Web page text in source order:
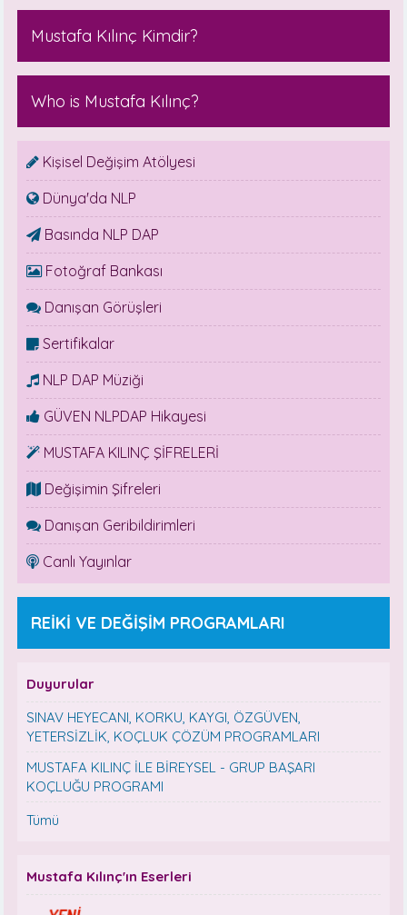
Mustafa Kılınç Kimdir?
Who is Mustafa Kılınç?
Kişisel Değişim Atölyesi
Dünya'da NLP
Basında NLP DAP
Fotoğraf Bankası
Danışan Görüşleri
Sertifikalar
NLP DAP Müziği
GÜVEN NLPDAP Hikayesi
MUSTAFA KILINÇ ŞİFRELERİ
Değişimin Şifreleri
Danışan Geribildirimleri
Canlı Yayınlar
REİKİ VE DEĞİŞİM PROGRAMLARI
Duyurular
SINAV HEYECANI, KORKU, KAYGI, ÖZGÜVEN,
YETERSİZLİK, KOÇLUK ÇÖZÜM PROGRAMLARI
MUSTAFA KILINÇ İLE BİREYSEL - GRUP BAŞARI
KOÇLUĞU PROGRAMI
Tümü
Mustafa Kılınç'ın Eserleri